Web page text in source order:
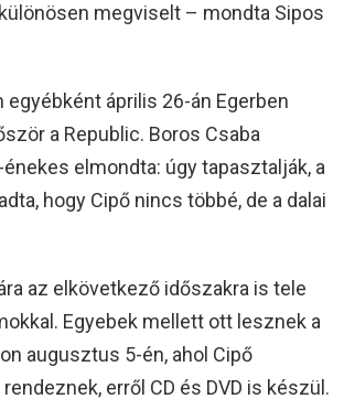
megviselt – mondta Sipos
egyébként április 26-án Egerben
a Republic. Boros Csaba
elmondta: úgy tapasztalják, a
hogy Cipő nincs többé, de a dalai
az elkövetkező időszakra is tele
Egyebek mellett ott lesznek a
augusztus 5-én, ahol Cipő
erről CD és DVD is készül.